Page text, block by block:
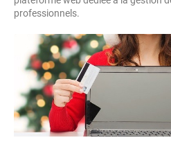
professionnels.